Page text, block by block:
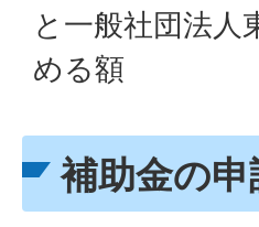
と一般社団法人
める額
補助金の申